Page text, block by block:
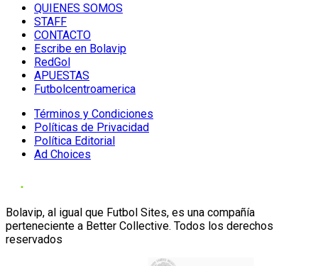
QUIENES SOMOS
STAFF
CONTACTO
Escribe en Bolavip
RedGol
APUESTAS
Futbolcentroamerica
Términos y Condiciones
Políticas de Privacidad
Política Editorial
Ad Choices
Bolavip, al igual que Futbol Sites, es una compañía
perteneciente a Better Collective. Todos los derechos
reservados